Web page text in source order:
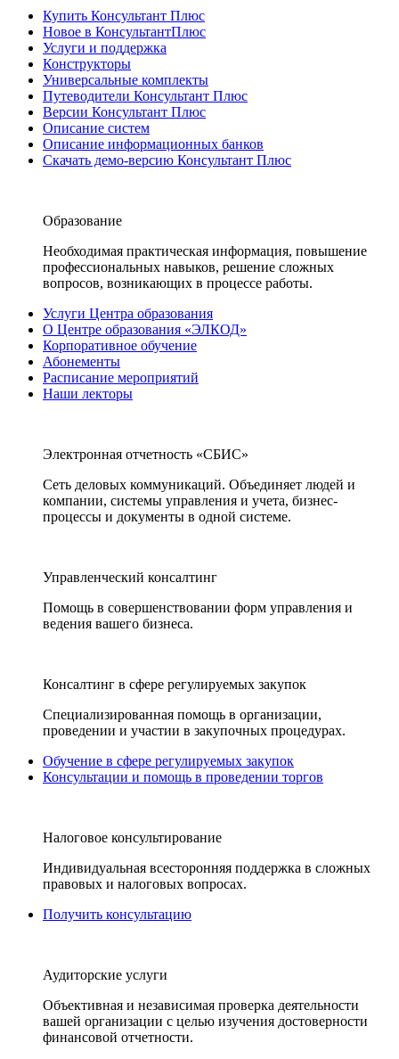
Купить Консультант Плюс
Новое в КонсультантПлюс
Услуги и поддержка
Конструкторы
Универсальные комплекты
Путеводители Консультант Плюс
Версии Консультант Плюс
Описание систем
Описание информационных банков
Скачать демо-версию Консультант Плюс
Образование
Необходимая практическая информация, повышение
профессиональных навыков, решение сложных
вопросов, возникающих в процессе работы.
Услуги Центра образования
О Центре образования «ЭЛКОД»
Корпоративное обучение
Абонементы
Расписание мероприятий
Наши лекторы
Электронная отчетность «СБИС»
Сеть деловых коммуникаций. Объединяет людей и
компании, системы управления и учета, бизнес-
процессы и документы в одной системе.
Управленческий консалтинг
Помощь в совершенствовании форм управления и
ведения вашего бизнеса.
Консалтинг в сфере регулируемых закупок
Специализированная помощь в организации,
проведении и участии в закупочных процедурах.
Обучение в сфере регулируемых закупок
Консультации и помощь в проведении торгов
Налоговое консультирование
Индивидуальная всесторонняя поддержка в сложных
правовых и налоговых вопросах.
Получить консультацию
Аудиторские услуги
Объективная и независимая проверка деятельности
вашей организации с целью изучения достоверности
финансовой отчетности.